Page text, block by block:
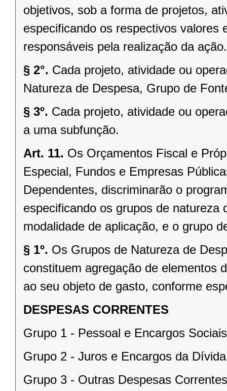
objetivos, sob a forma de projetos,
especificando os respectivos valores
responsáveis pela realização da ação.
§ 2°. Cada projeto, atividade ou
Natureza de Despesa, Grupo de
§ 3º. Cada projeto, atividade ou
a uma subfunção.
Art. 11. Os Orçamentos Fiscal e
Especial, Fundos e Empresas
Dependentes, discriminarão o
especificando os grupos de
modalidade de aplicação, e o grupo
§ 1º. Os Grupos de Natureza de
constituem agregação de elementos
ao seu objeto de gasto, conforme
DESPESAS CORRENTES
Grupo 1 - Pessoal e Encargos Sociais
Grupo 2 - Juros e Encargos da Dívida
Grupo 3 - Outras Despesas Correntes